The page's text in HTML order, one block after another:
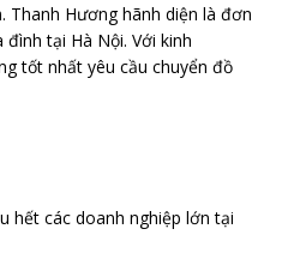
Thanh Hương hãnh diện là đơn
tại Hà Nội. Với kinh
tốt nhất yêu cầu chuyển đồ
hết các doanh nghiệp lớn tại